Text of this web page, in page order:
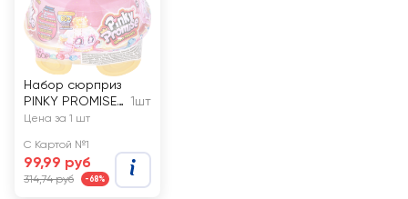
Набор сюрприз
PINKY PROMISE в
упаковке в виде
1шт
Цена за 1 шт
С Картой №1
99,99 руб
314,74 руб -68%